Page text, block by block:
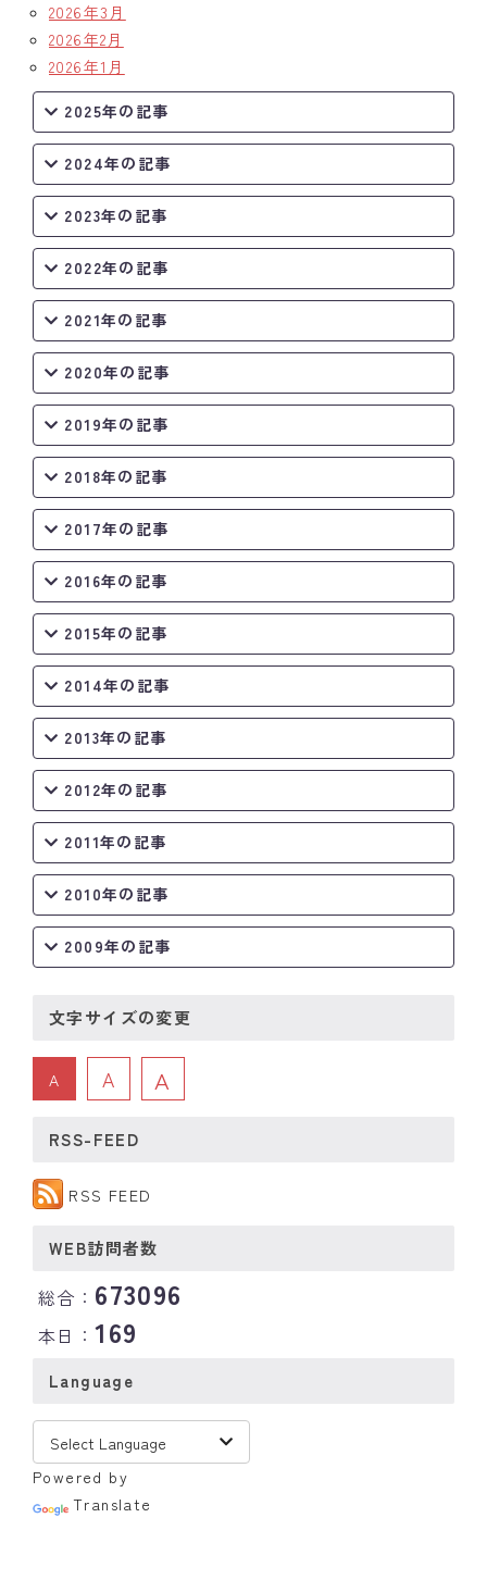
2026年3月
2026年2月
2026年1月
2025年の記事
2024年の記事
2023年の記事
2022年の記事
2021年の記事
2020年の記事
2019年の記事
2018年の記事
2017年の記事
2016年の記事
2015年の記事
2014年の記事
2013年の記事
2012年の記事
2011年の記事
2010年の記事
2009年の記事
文字サイズの変更
A A A
RSS-FEED
RSS FEED
WEB訪問者数
総合： 673096
本日：169
Language
Powered by
Translate